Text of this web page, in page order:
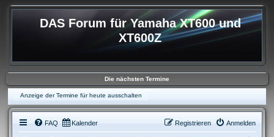
DAS Forum für Yamaha XT600 und
XT600Z
Die nächsten Termine
Anzeige der Termine für heute ausschalten
FAQ Kalender Anmelden
Registrieren